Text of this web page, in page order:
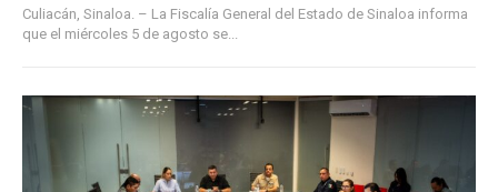
Culiacán, Sinaloa. – La Fiscalía General del Estado de Sinaloa informa
que el miércoles 5 de agosto se...